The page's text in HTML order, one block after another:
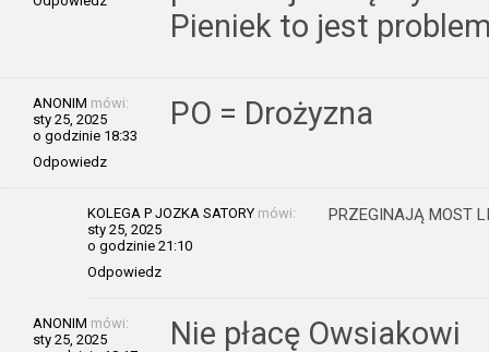
Pieniek to jest
ANONIM mówi:
sty 25, 2025
o godzinie 18:33
Odpowiedz
PO = Drożyzna
KOLEGA P JOZKA SATORY mówi:
sty 25, 2025
o godzinie 21:10
Odpowiedz
PRZEGINAJĄ MOST
ANONIM mówi:
sty 25, 2025
Nie płacę Owsiakowi